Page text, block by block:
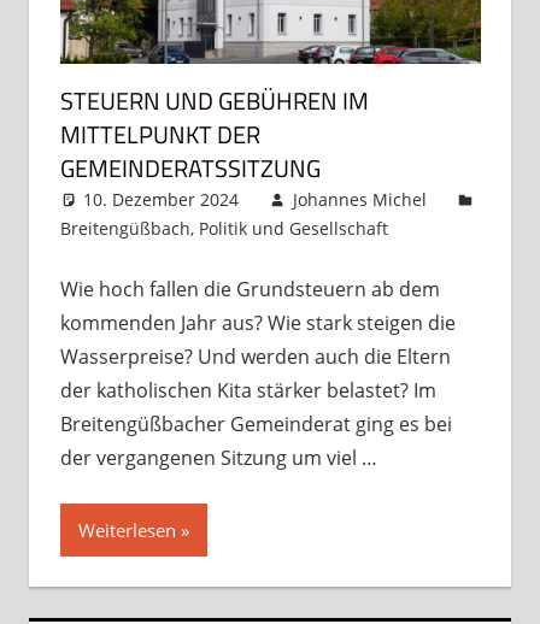
STEUERN UND GEBÜHREN IM
MITTELPUNKT DER
GEMEINDERATSSITZUNG
10. Dezember 2024
Johannes Michel
Breitengüßbach, Politik und Gesellschaft
hinterlassen
Wie hoch fallen die Grundsteuern ab dem
kommenden Jahr aus? Wie stark steigen die
Wasserpreise? Und werden auch die Eltern
der katholischen Kita stärker belastet? Im
Breitengüßbacher Gemeinderat ging es bei
der vergangenen Sitzung um viel …
Weiterlesen